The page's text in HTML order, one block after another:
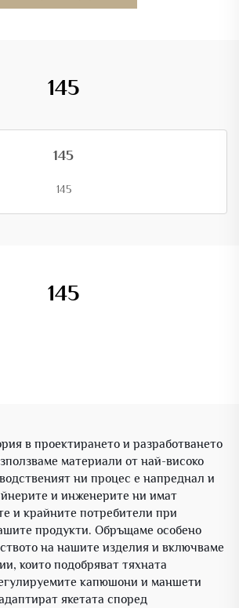
145
145
145
145
в проектирането и разработването
материали от най-високо
ни процес е напреднал и
и инженерите ни имат
и крайните потребители при
продукти. Обръщаме особено
на нашите изделия и включваме
които подобряват тяхната
капюшони и маншети
якетата според